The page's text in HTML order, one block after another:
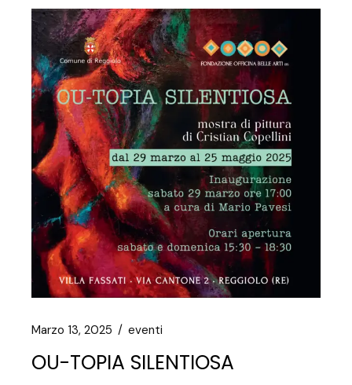
Marzo 13, 2025 eventi
OU-TOPIA SILENTIOSA